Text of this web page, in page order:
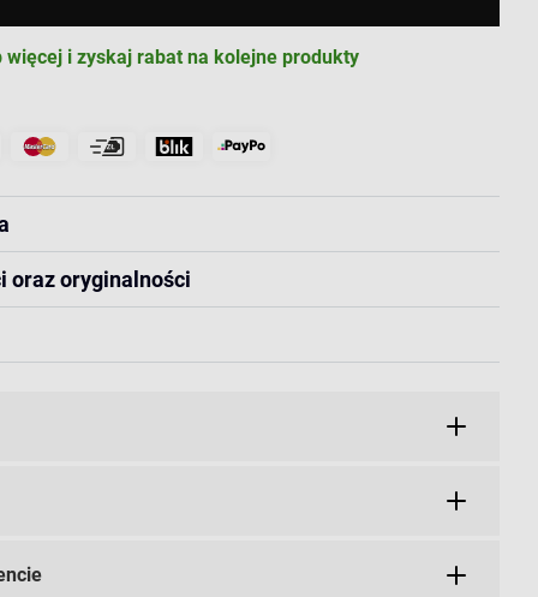
więcej i zyskaj rabat na kolejne produkty
oraz oryginalności